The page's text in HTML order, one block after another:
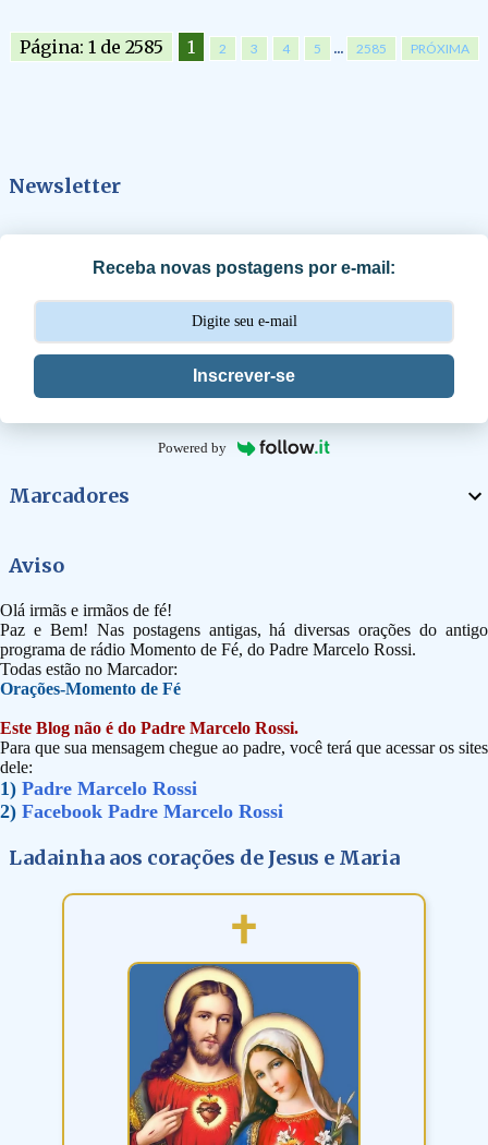
Página: 1 de 2585 1 2 3 4 5 ... 2585 PRÓXIMA
Newsletter
Receba novas postagens por e-mail:
Inscrever-se
Powered by
Marcadores
Aviso
Olá irmãs e irmãos de fé!
Paz e Bem! Nas postagens antigas, há diversas orações do antigo
programa de rádio Momento de Fé, do Padre Marcelo Rossi.
Todas estão no Marcador:
Orações-Momento de Fé
Este Blog não é do Padre Marcelo Rossi.
Para que sua mensagem chegue ao padre, você terá que acessar os sites
dele:
1) Padre Marcelo Rossi
2) Facebook Padre Marcelo Rossi
Ladainha aos corações de Jesus e Maria